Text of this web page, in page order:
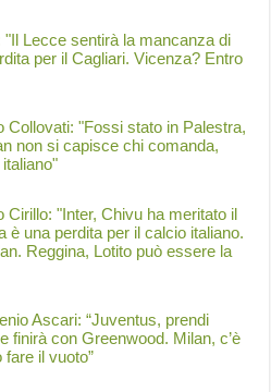
Lecce sentirà la mancanza di
per il Cagliari. Vicenza? Entro
Collovati: "Fossi stato in Palestra,
non si capisce chi comanda,
"Inter, Chivu ha meritato il
è una perdita per il calcio italiano.
Reggina, Lotito può essere la
Ascari: “Juventus, prendi
finirà con Greenwood. Milan, c’è
fare il vuoto”